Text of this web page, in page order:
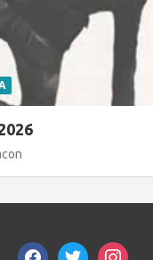
facebooktwitterinstagram